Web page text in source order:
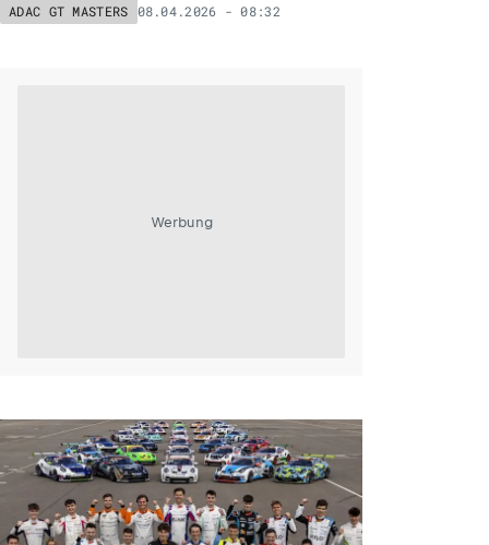
ADAC GT MASTERS 08.04.2026 - 08:32
Werbung